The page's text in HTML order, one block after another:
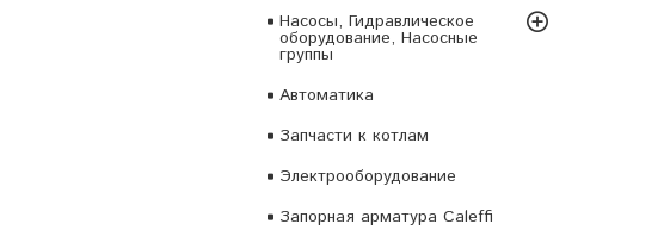
Насосы, Гидравлическое
оборудование, Насосные
группы
Автоматика
Запчасти к котлам
Электрооборудование
Запорная арматура Caleffi